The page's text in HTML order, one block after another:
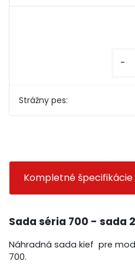
Strážny pes:
-
Kompletné špecifikácie
Sada séria 700 - sada
Náhradná sada kief pre
700.